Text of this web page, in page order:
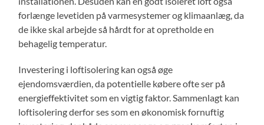
forlænge levetiden på varmesystemer og klimaanlæg, da
de ikke skal arbejde så hårdt for at opretholde en
behagelig temperatur.
Investering i loftisolering kan også øge
ejendomsværdien, da potentielle købere ofte ser på
energieffektivitet som en vigtig faktor. Sammenlagt kan
loftisolering derfor ses som en økonomisk fornuftig